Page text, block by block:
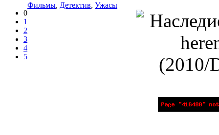
0
1
2
3
4
5
Фильмы, Детектив, Ужасы